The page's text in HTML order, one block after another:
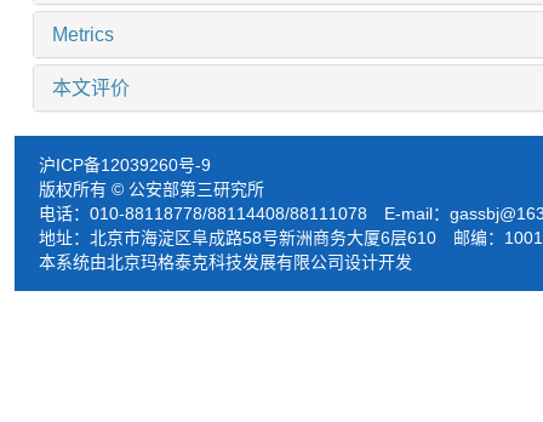
Metrics
本文评价
沪ICP备12039260号-9
版权所有 © 公安部第三研究所
电话：010-88118778/88114408/88111078 E-mail：
地址：北京市海淀区阜成路58号新洲商务大厦6层610 邮编：
本系统由北京玛格泰克科技发展有限公司设计开发